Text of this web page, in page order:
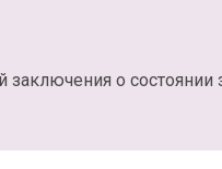
заключения о